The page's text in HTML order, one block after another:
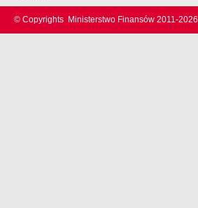
© Copyrights Ministerstwo Finansów 2011-2026